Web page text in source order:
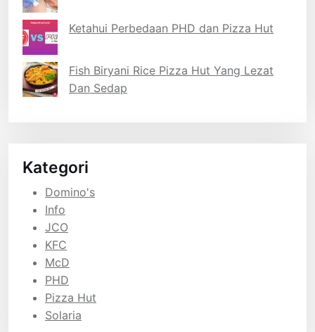
Ketahui Perbedaan PHD dan Pizza Hut
Fish Biryani Rice Pizza Hut Yang Lezat
Dan Sedap
Kategori
Domino's
Info
JCO
KFC
McD
PHD
Pizza Hut
Solaria